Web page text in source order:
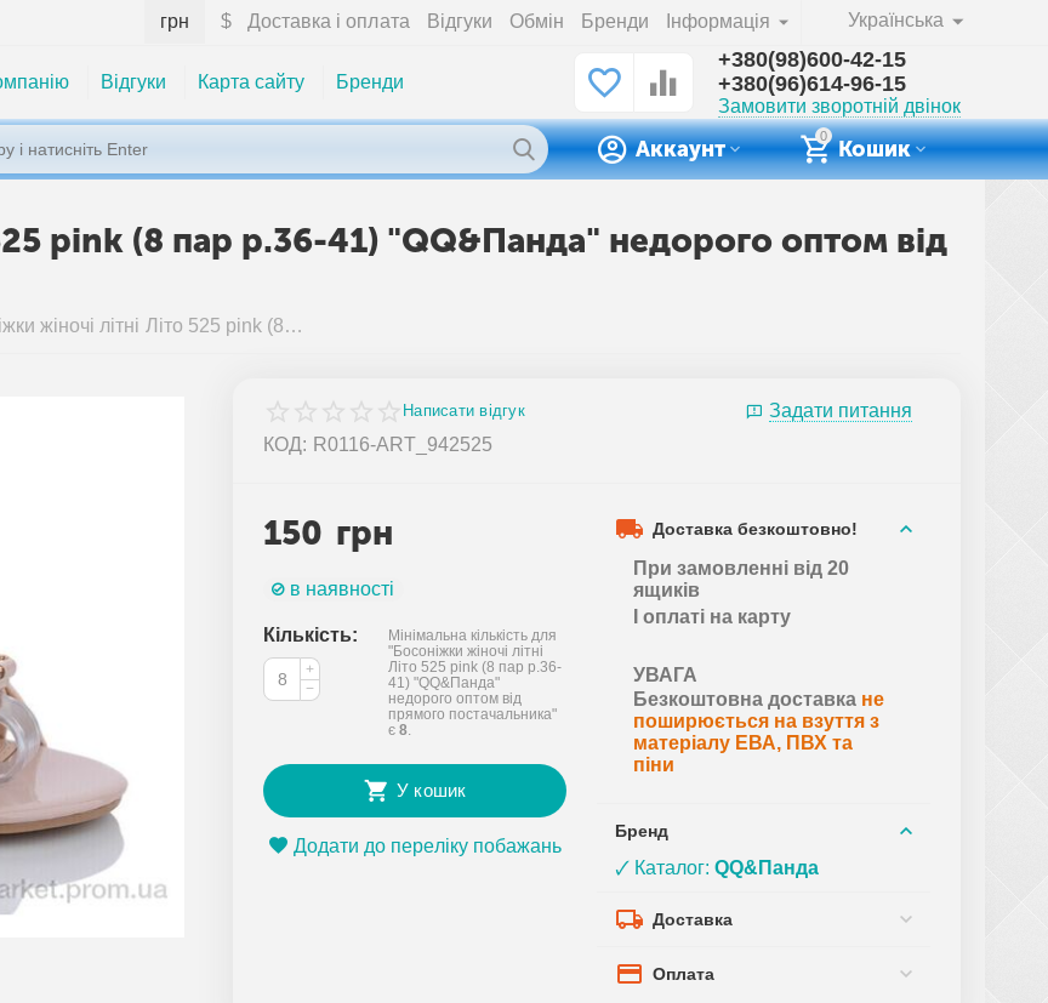
Українська
Доставка і оплата Відгуки Обмін Бренди Інформація
грн $
Відгуки Карта сайту Бренди
+380(98)600-42-15
+380(96)614-96-15
Замовити зворотній двінок
0
Кошик
Аккаунт
pink (8 пар р.36-41) "QQ&Панда" недорого оптом від
Босоніжки жіночі літні Літо 525 pink (8 пар р.36-41) "QQ&Панда" недорого оптом від прямого постачальника
Написати відгук
Задати питання
КОД: R0116-ART_942525
150 грн
в наявності
Кількість:
+
−
Мінімальна кількість для
"Босоніжки жіночі літні
Літо 525 pink (8 пар р.36-
41) "QQ&Панда"
недорого оптом від
прямого постачальника"
є8.
У кошик
Додати до переліку побажань
Доставка безкоштовно!
При замовленні від 20
ящиків
І оплаті на карту
УВАГА
Безкоштовна доставка не
поширюється на взуття з
матеріалу ЕВА, ПВХ та
піни
Бренд
🗸 Каталог:QQ&Панда
Доставка
Оплата